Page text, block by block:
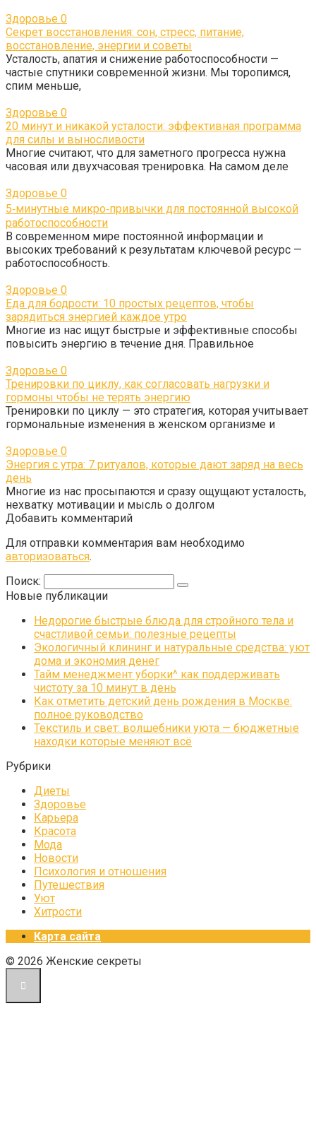
Здоровье 0
Секрет восстановления: сон, стресс, питание,
восстановление, энергии и советы
Усталость, апатия и снижение работоспособности —
частые спутники современной жизни. Мы торопимся,
спим меньше,
Здоровье 0
20 минут и никакой усталости: эффективная программа
для силы и выносливости
Многие считают, что для заметного прогресса нужна
часовая или двухчасовая тренировка. На самом деле
Здоровье 0
5‑минутные микро‑привычки для постоянной высокой
работоспособности
В современном мире постоянной информации и
высоких требований к результатам ключевой ресурс —
работоспособность.
Здоровье 0
Еда для бодрости: 10 простых рецептов, чтобы
зарядиться энергией каждое утро
Многие из нас ищут быстрые и эффективные способы
повысить энергию в течение дня. Правильное
Здоровье 0
Тренировки по циклу, как согласовать нагрузки и
гормоны чтобы не терять энергию
Тренировки по циклу — это стратегия, которая учитывает
гормональные изменения в женском организме и
Здоровье 0
Энергия с утра: 7 ритуалов, которые дают заряд на весь
день
Многие из нас просыпаются и сразу ощущают усталость,
нехватку мотивации и мысль о долгом
Добавить комментарий
Для отправки комментария вам необходимо
авторизоваться.
Поиск:
Новые публикации
Недорогие быстрые блюда для стройного тела и
счастливой семьи: полезные рецепты
Экологичный клининг и натуральные средства: уют
дома и экономия денег
Тайм менеджмент уборки^ как поддерживать
чистоту за 10 минут в день
Как отметить детский день рождения в Москве:
полное руководство
Текстиль и свет: волшебники уюта — бюджетные
находки которые меняют всё
Рубрики
Диеты
Здоровье
Карьера
Красота
Мода
Новости
Психология и отношения
Путешествия
Уют
Хитрости
Карта сайта
© 2026 Женские секреты